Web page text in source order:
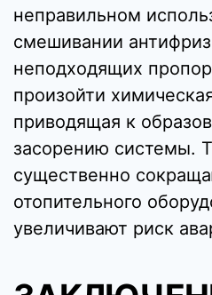
неправильном
смешивании
неподходящих
произойти
приводящая к
засорению системы.
существенно
отопительного
увеличивают риск